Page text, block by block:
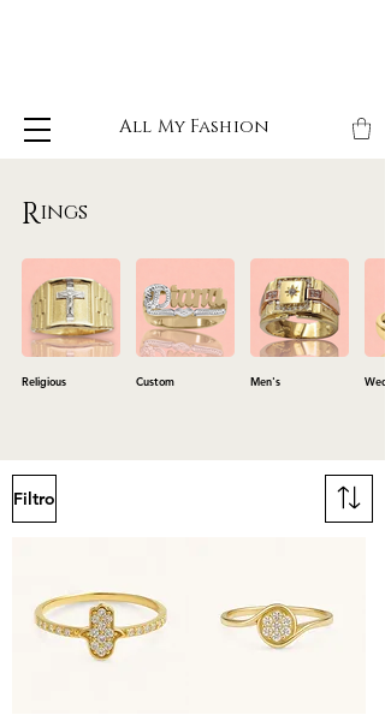
All My Fashion
Rings
Religious Custom Men's
Filtro